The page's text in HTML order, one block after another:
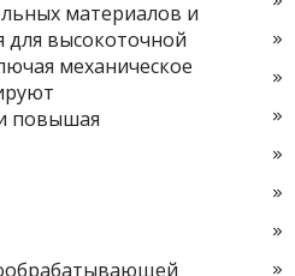
материалов и
для высокоточной
механическое
повышая